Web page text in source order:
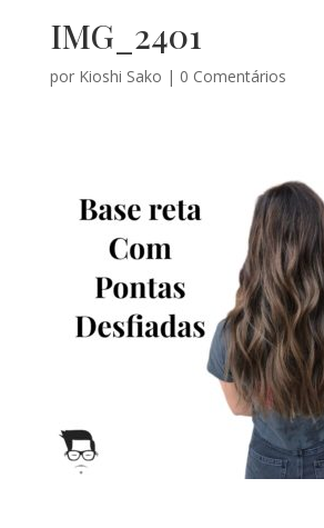
IMG_2401
por Kioshi Sako | 0 Comentários